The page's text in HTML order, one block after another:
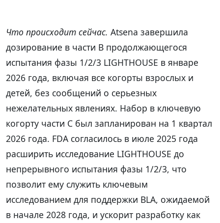
Что происходит сейчас. Atsena завершила
дозирование в части B продолжающегося
испытания фазы 1/2/3 LIGHTHOUSE в январе
2026 года, включая все когорты взрослых и
детей, без сообщений о серьезных
нежелательных явлениях. Набор в ключевую
когорту части C был запланирован на 1 квартал
2026 года. FDA согласилось в июле 2025 года
расширить исследование LIGHTHOUSE до
непрерывного испытания фазы 1/2/3, что
позволит ему служить ключевым
исследованием для поддержки BLA, ожидаемой
в начале 2028 года, и ускорит разработку как